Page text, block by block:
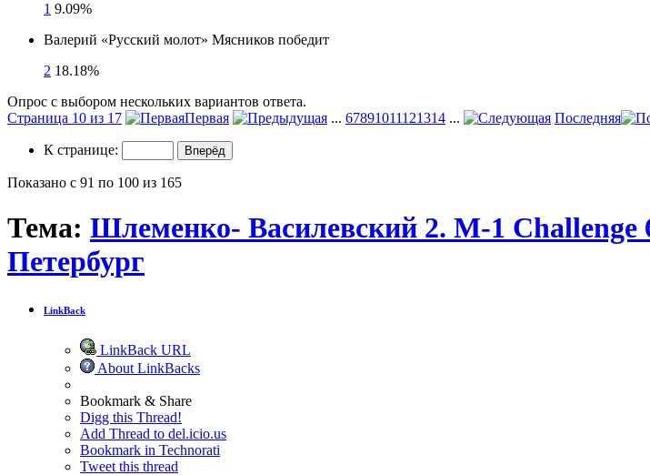
1 9.09%
Валерий «Русский молот» Мясников победит
2 18.18%
Опрос с выбором нескольких вариантов ответа.
Страница 10 из 17
Первая ... 67891011121314 ... Последняя
К странице:
Показано с 91 по 100 из 165
Тема: Шлеменко- Василевский 2. M-1
Петербург
LinkBack
LinkBack URL
About LinkBacks
Bookmark & Share
Digg this Thread!
Add Thread to del.icio.us
Bookmark in Technorati
Tweet this thread